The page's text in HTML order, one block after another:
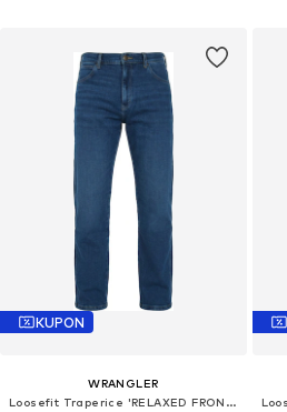
KUPON
WRANGLER
Loosefit Traperice 'RELAXED FRONTIER'